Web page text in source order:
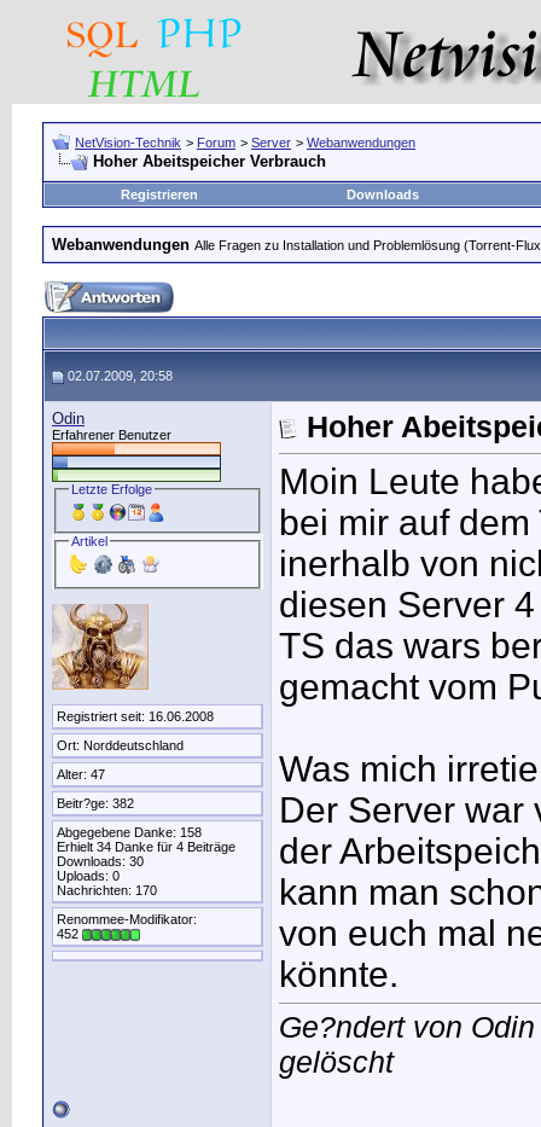
NetVision-Technik > Forum > Server > Webanwendungen
Hoher Abeitspeicher Verbrauch
Registrieren Downloads
Webanwendungen Alle Fragen zu Installation und Problemlösung (Torrent-
02.07.2009, 20:58
Odin
Erfahrener Benutzer
Letzte Erfolge
Artikel
Registriert seit: 16.06.2008
Ort: Norddeutschland
Alter: 47
Beitr?ge: 382
Abgegebene Danke: 158
Erhielt 34 Danke für 4 Beiträge
Downloads: 30
Uploads: 0
Nachrichten: 170
Renommee-Modifikator:
452
Hoher
Moin Leute
bei mir auf
inerhalb von
diesen Server
TS das wars
gemacht vom
Was mich
Der Server war
der
kann man
von euch mal
könnte.
Ge?ndert von
gelöscht